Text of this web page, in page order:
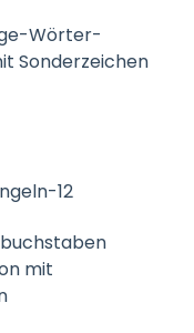
Wörter-
Sonderzeichen
12
mit